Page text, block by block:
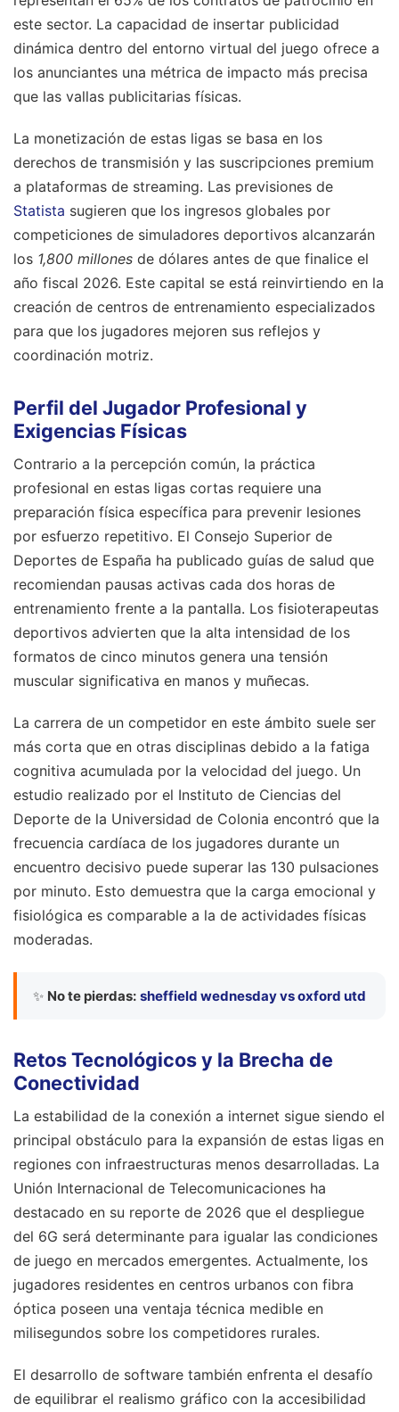
este sector. La capacidad de insertar publicidad
dinámica dentro del entorno virtual del juego ofrece a
los anunciantes una métrica de impacto más precisa
que las vallas publicitarias físicas.
La monetización de estas ligas se basa en los
derechos de transmisión y las suscripciones premium
a plataformas de streaming. Las previsiones de
Statista sugieren que los ingresos globales por
competiciones de simuladores deportivos alcanzarán
los 1,800 millones de dólares antes de que finalice el
año fiscal 2026. Este capital se está reinvirtiendo en la
creación de centros de entrenamiento especializados
para que los jugadores mejoren sus reflejos y
coordinación motriz.
Perfil del Jugador Profesional y
Exigencias Físicas
Contrario a la percepción común, la práctica
profesional en estas ligas cortas requiere una
preparación física específica para prevenir lesiones
por esfuerzo repetitivo. El Consejo Superior de
Deportes de España ha publicado guías de salud que
recomiendan pausas activas cada dos horas de
entrenamiento frente a la pantalla. Los fisioterapeutas
deportivos advierten que la alta intensidad de los
formatos de cinco minutos genera una tensión
muscular significativa en manos y muñecas.
La carrera de un competidor en este ámbito suele ser
más corta que en otras disciplinas debido a la fatiga
cognitiva acumulada por la velocidad del juego. Un
estudio realizado por el Instituto de Ciencias del
Deporte de la Universidad de Colonia encontró que la
frecuencia cardíaca de los jugadores durante un
encuentro decisivo puede superar las 130 pulsaciones
por minuto. Esto demuestra que la carga emocional y
fisiológica es comparable a la de actividades físicas
moderadas.
✨ No te pierdas: sheffield wednesday vs oxford utd
Retos Tecnológicos y la Brecha de
Conectividad
La estabilidad de la conexión a internet sigue siendo el
principal obstáculo para la expansión de estas ligas en
regiones con infraestructuras menos desarrolladas. La
Unión Internacional de Telecomunicaciones ha
destacado en su reporte de 2026 que el despliegue
del 6G será determinante para igualar las condiciones
de juego en mercados emergentes. Actualmente, los
jugadores residentes en centros urbanos con fibra
óptica poseen una ventaja técnica medible en
milisegundos sobre los competidores rurales.
El desarrollo de software también enfrenta el desafío
de equilibrar el realismo gráfico con la accesibilidad